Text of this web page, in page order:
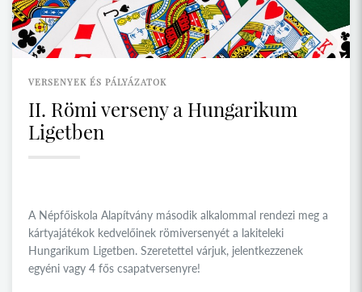
VERSENYEK ÉS PÁLYÁZATOK
II. Römi verseny a Hungarikum
Ligetben
A Népfőiskola Alapítvány második alkalommal rendezi meg a
kártyajátékok kedvelőinek römiversenyét a lakiteleki
Hungarikum Ligetben. Szeretettel várjuk, jelentkezzenek
egyéni vagy 4 fős csapatversenyre!